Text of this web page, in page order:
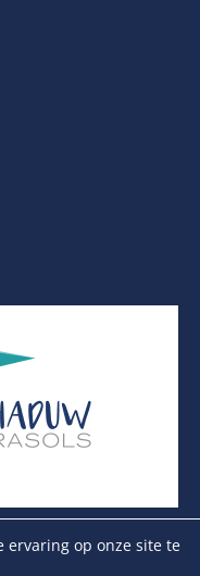
ervaring op onze site te